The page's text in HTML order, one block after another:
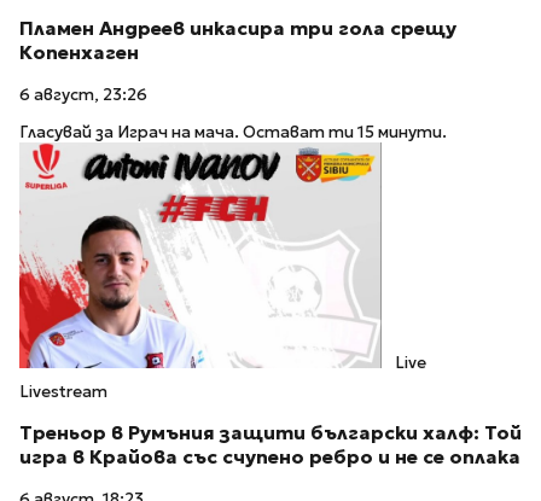
Пламен Андреев инкасира три гола срещу
Копенхаген
6 август, 23:26
Гласувай за Играч на мача. Остават ти 15 минути.
Live
Livestream
Треньор в Румъния защити български халф: Той
игра в Крайова със счупено ребро и не се оплака